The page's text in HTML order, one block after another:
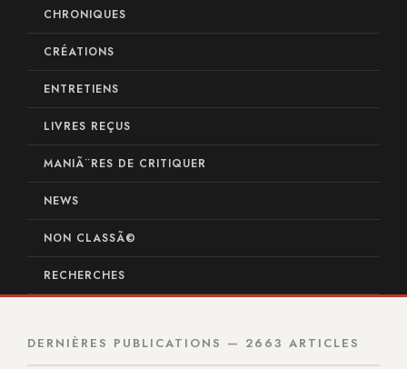
CHRONIQUES
CRÉATIONS
ENTRETIENS
LIVRES REÇUS
MANIÃ¨RES DE CRITIQUER
NEWS
NON CLASSÃ©
RECHERCHES
DERNIÈRES PUBLICATIONS — 2663 ARTICLES